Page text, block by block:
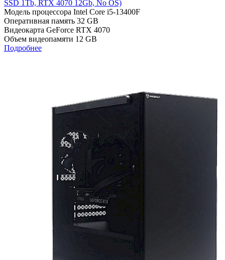
SSD 1Tb, RTX 4070 12Gb, No OS)
Модель процессора Intel Core i5-13400F
Оперативная память 32 GB
Видеокарта GeForce RTX 4070
Объем видеопамяти 12 GB
Подробнее